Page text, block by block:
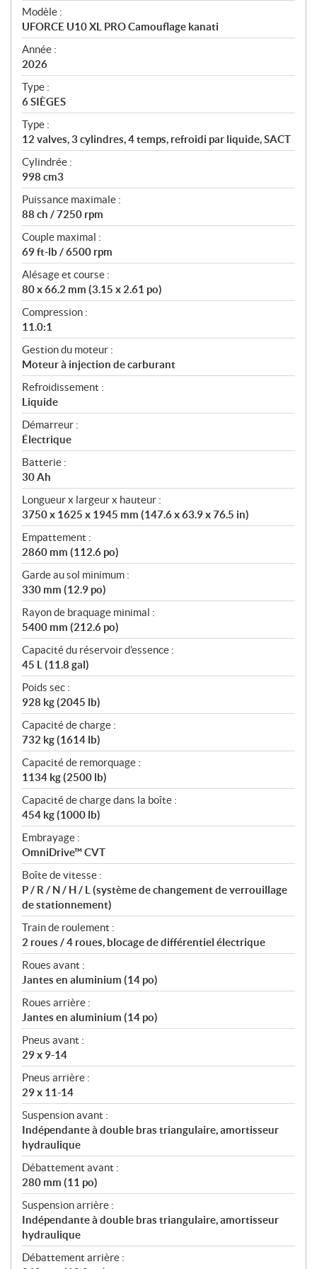
é
c
i
f
i
c
a
t
i
o
n
s
Modèle :
UFORCE U10 XL PRO Camouflage kanati
Année :
2026
Type :
6 SIÈGES
Type :
12 valves, 3 cylindres, 4 temps, refroidi par liquide, SACT
Cylindrée :
998 cm3
Puissance maximale :
88 ch / 7250 rpm
Couple maximal :
69 ft-lb / 6500 rpm
Alésage et course :
80 x 66.2 mm (3.15 x 2.61 po)
Compression :
11.0:1
Gestion du moteur :
Moteur à injection de carburant
Refroidissement :
Liquide
Démarreur :
Électrique
Batterie :
30 Ah
Longueur x largeur x hauteur :
3750 x 1625 x 1945 mm (147.6 x 63.9 x 76.5 in)
Empattement :
2860 mm (112.6 po)
Garde au sol minimum :
330 mm (12.9 po)
Rayon de braquage minimal :
5400 mm (212.6 po)
Capacité du réservoir d’essence :
45 L (11.8 gal)
Poids sec :
928 kg (2045 lb)
Capacité de charge :
732 kg (1614 lb)
Capacité de remorquage :
1134 kg (2500 lb)
Capacité de charge dans la boîte :
454 kg (1000 lb)
Embrayage :
OmniDrive™ CVT
Boîte de vitesse :
P / R / N / H / L (système de changement de verrouillage
de stationnement)
Train de roulement :
2 roues / 4 roues, blocage de différentiel électrique
Roues avant :
Jantes en aluminium (14 po)
Roues arrière :
Jantes en aluminium (14 po)
Pneus avant :
29 x 9-14
Pneus arrière :
29 x 11-14
Suspension avant :
Indépendante à double bras triangulaire, amortisseur
hydraulique
Débattement avant :
280 mm (11 po)
Suspension arrière :
Indépendante à double bras triangulaire, amortisseur
hydraulique
Débattement arrière :